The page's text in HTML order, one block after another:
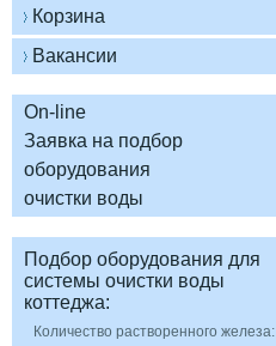
Заявка на подбор
оборудования
очистки воды
Подбор оборудования для
системы очистки воды
Количество растворенного железа: